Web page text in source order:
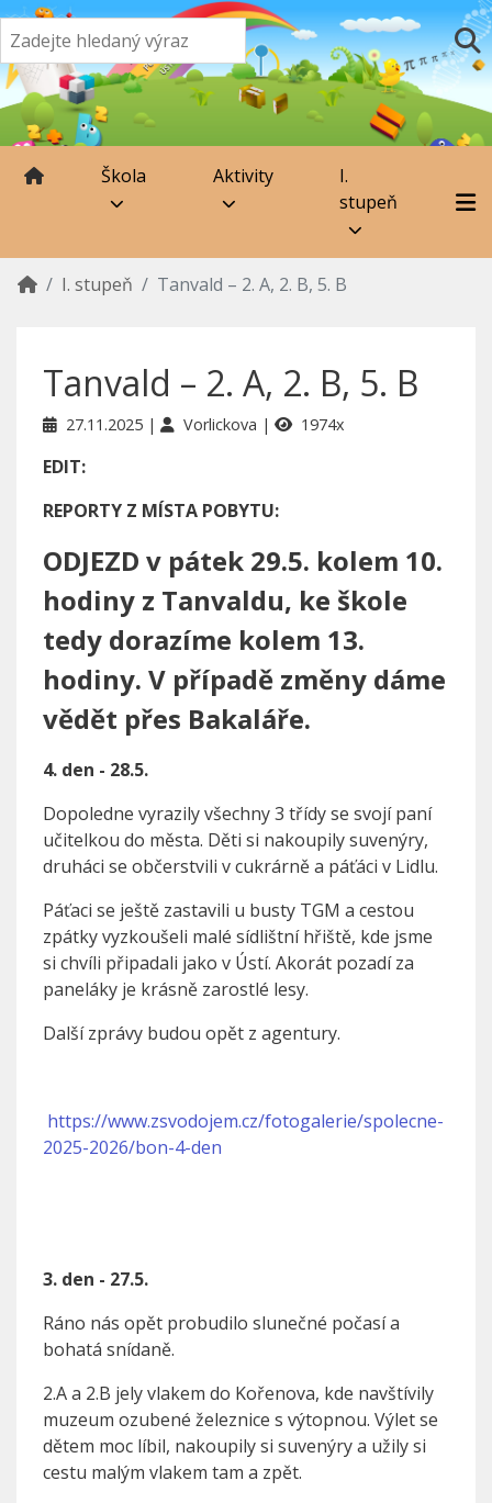
Škola Aktivity
I.
stupeň
I. stupeň Tanvald – 2. A, 2. B, 5. B
Tanvald – 2. A, 2. B, 5. B
27.11.2025 Vorlickova 1974x
EDIT:
REPORTY Z MÍSTA POBYTU:
ODJEZD v pátek 29.5. kolem 10.
hodiny z Tanvaldu, ke škole
tedy dorazíme kolem 13.
hodiny. V případě změny dáme
vědět přes Bakaláře.
4. den - 28.5.
Dopoledne vyrazily všechny 3 třídy se svojí paní
učitelkou do města. Děti si nakoupily suvenýry,
druháci se občerstvili v cukrárně a páťáci v Lidlu.
Páťaci se ještě zastavili u busty TGM a cestou
zpátky vyzkoušeli malé sídlištní hřiště, kde jsme
si chvíli připadali jako v Ústí. Akorát pozadí za
paneláky je krásně zarostlé lesy.
Další zprávy budou opět z agentury.
https://www.zsvodojem.cz/fotogalerie/spolecne-
2025-2026/bon-4-den
3. den - 27.5.
Ráno nás opět probudilo slunečné počasí a
bohatá snídaně.
2.A a 2.B jely vlakem do Kořenova, kde navštívily
muzeum ozubené železnice s výtopnou. Výlet se
dětem moc líbil, nakoupily si suvenýry a užily si
cestu malým vlakem tam a zpět.